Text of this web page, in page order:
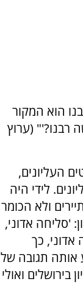
הוא המקור
רבנו?'" (ערוץ
העליונים,
לידי היה
ולא הכומר
'סליחה אדוני,
כך
אותה תגובה של
ואולי